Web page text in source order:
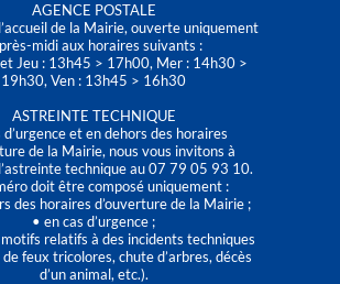
AGENCE POSTALE
de la Mairie, ouverte uniquement
midi aux horaires suivants :
Jeu : 13h45 > 17h00, Mer : 14h30 >
19h30, Ven : 13h45 > 16h30
ASTREINTE TECHNIQUE
d’urgence et en dehors des horaires
de la Mairie, nous vous invitons à
technique au 07 79 05 93 10.
doit être composé uniquement :
des horaires d’ouverture de la Mairie ;
• en cas d’urgence ;
relatifs à des incidents techniques
feux tricolores, chute d’arbres, décès
d’un animal, etc.).